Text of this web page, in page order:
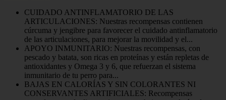
CUIDADO ANTINFLAMATORIO DE LAS
ARTICULACIONES: Nuestras recompensas contienen
cúrcuma y jengibre para favorecer el cuidado antinflamatorio
de las articulaciones, para mejorar la movilidad y el...
APOYO INMUNITARIO: Nuestras recompensas, con
pescado y batata, son ricas en proteínas y están repletas de
antioxidantes y Omega 3 y 6, que refuerzan el sistema
inmunitario de tu perro para...
BAJAS EN CALORÍAS Y SIN COLORANTES NI
CONSERVANTES ARTIFICIALES: Recompensas